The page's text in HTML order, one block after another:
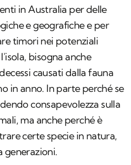
in Australia per delle
e geografiche e per
timori nei potenziali
bisogna anche
causati dalla fauna
in anno. In parte perché se
consapevolezza sulla
ma anche perché è
certe specie in natura,
generazioni.